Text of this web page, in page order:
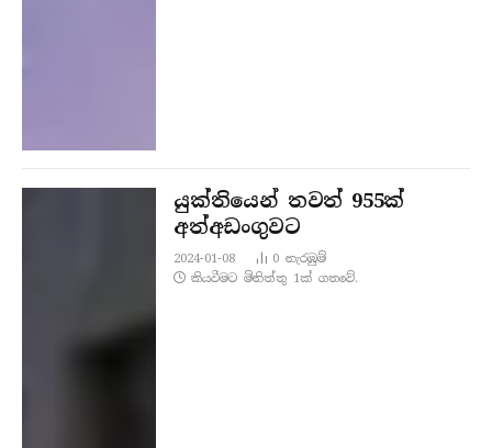
යුක්තියෙන් තවත් 955ක්
අත්අඩංගුවට
2024-01-08 0නැරඹු​ම්
කියවීමට මිනිත්තු 1ක් ගතවේ.